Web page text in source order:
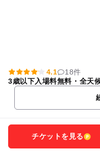
4.1
18件
3歳以下入場料無料・全天
チケットを見る